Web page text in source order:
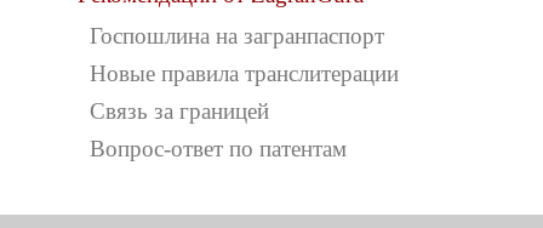
Госпошлина на загранпаспорт
Новые правила транслитерации
Связь за границей
Вопрос-ответ по патентам